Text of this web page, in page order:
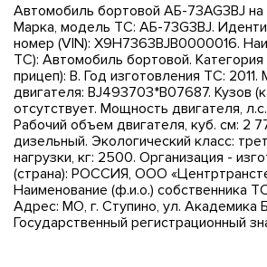
Автомобиль бортовой АБ-73AG3BJ
Марка, модель ТС: АБ-73G3BJ.
номер (VIN): Х9Н7363BJB0000016.
ТС): Автомобиль бортовой. Категория
прицеп): B. Год изготовления ТС:
двигателя: BJ493703*B07687. Кузов
отсутствует. Мощность двигателя,
Рабочий объем двигателя, куб. см: 2
дизельный. Экологический класс:
нагрузки, кг: 2500. Организация -
(страна): РОССИЯ, ООО
Наименование (ф.и.о.) собственника
Адрес: МО, г. Ступино, ул. Академика
Государственный регистрационный